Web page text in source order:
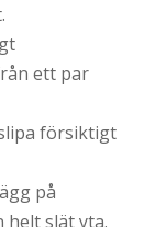
ett par
försiktigt
på
slät yta.